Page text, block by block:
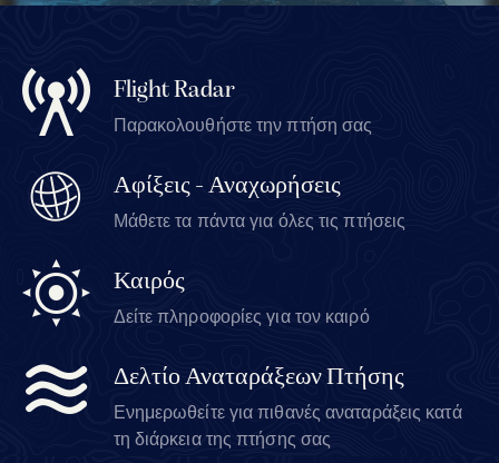
Flight Radar
Παρακολουθήστε την πτήση σας
Αφίξεις - Αναχωρήσεις
Μάθετε τα πάντα για όλες τις πτήσεις
Καιρός
Δείτε πληροφορίες για τον καιρό
Δελτίο Αναταράξεων Πτήσης
Ενημερωθείτε για πιθανές αναταράξεις κατά
τη διάρκεια της πτήσης σας